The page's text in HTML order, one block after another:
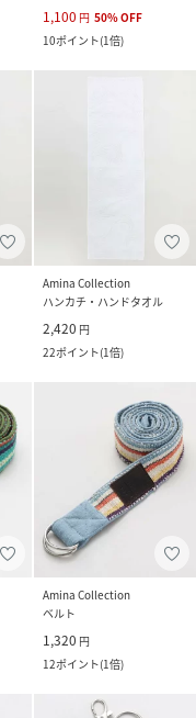
1,100 円 50%OFF
10ポイント(1倍)
Amina Collection
ハンカチ・ハンドタオル
2,420 円
22ポイント(1倍)
Amina Collection
ベルト
1,320 円
12ポイント(1倍)